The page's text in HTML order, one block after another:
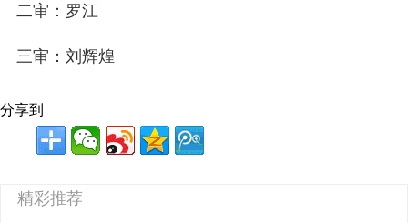
二审：罗江
三审：刘辉煌
分享到
精彩推荐